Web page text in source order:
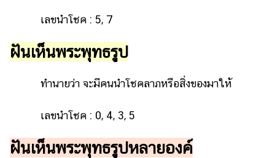
เลขนำโชค : 5, 7
ฝันเห็นพระพุทธรูป
ทำนายว่า จะมีคนนำโชคลาภหรือสิ่งของมาให้
เลขนำโชค : 0, 4, 3, 5
ฝันเห็นพระพุทธรูปหลายองค์